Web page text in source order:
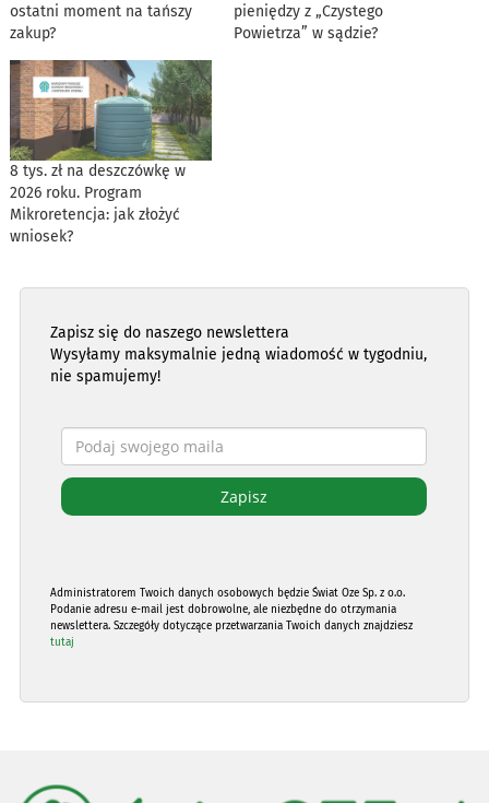
ostatni moment na tańszy
zakup?
pieniędzy z „Czystego
Powietrza” w sądzie?
8 tys. zł na deszczówkę w
2026 roku. Program
Mikroretencja: jak złożyć
wniosek?
Zapisz się do naszego newslettera
Wysyłamy maksymalnie jedną wiadomość w tygodniu,
nie spamujemy!
Administratorem Twoich danych osobowych będzie Świat Oze Sp. z o.o.
Podanie adresu e-mail jest dobrowolne, ale niezbędne do otrzymania
newslettera. Szczegóły dotyczące przetwarzania Twoich danych znajdziesz
tutaj